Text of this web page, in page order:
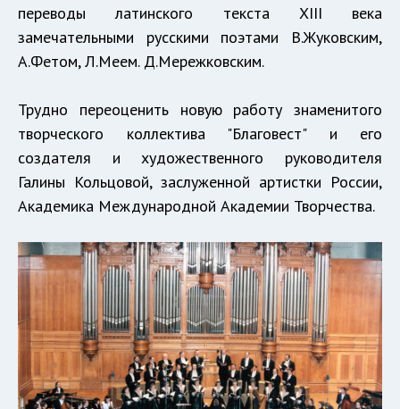
переводы латинского текста XIII века
замечательными русскими поэтами В.Жуковским,
А.Фетом, Л.Меем. Д.Мережковским.
Трудно переоценить новую работу знаменитого
творческого коллектива "Благовест" и его
создателя и художественного руководителя
Галины Кольцовой, заслуженной артистки России,
Академика Международной Академии Творчества.